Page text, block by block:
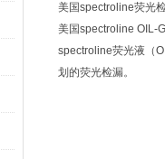
美国spectroline荧光
美国spectroline OIL-
spectroline荧光液（
划的荧光检漏。